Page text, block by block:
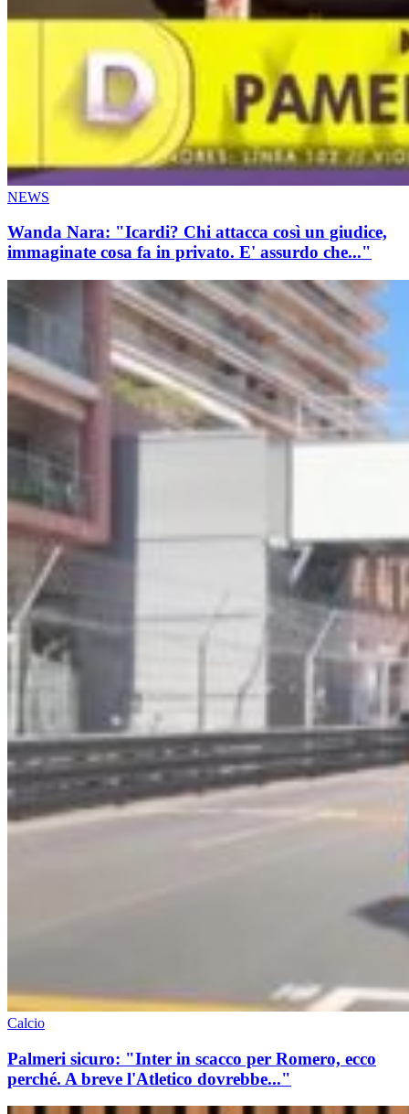
NEWS
Wanda Nara: "Icardi? Chi attacca così un giudice,
immaginate cosa fa in privato. E' assurdo che..."
Calcio
Palmeri sicuro: "Inter in scacco per Romero, ecco
perché. A breve l'Atletico dovrebbe..."